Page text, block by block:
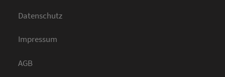
Datenschutz
Impressum
AGB